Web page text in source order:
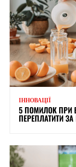
ІННОВАЦІЇ
5 ПОМИЛОК ПРИ
ПЕРЕПЛАТИТИ ЗА